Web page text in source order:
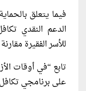
فيما يتعلق
الدعم النقدي
للأسر الفقيرة
تابع “في أوقات
على برنامجي